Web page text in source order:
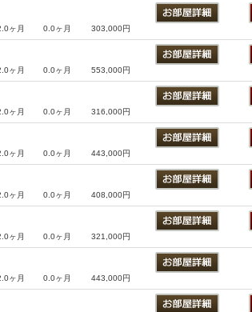
ヶ月 0.0ヶ月 303,000円
ヶ月 0.0ヶ月 553,000円
ヶ月 0.0ヶ月 316,000円
ヶ月 0.0ヶ月 443,000円
ヶ月 0.0ヶ月 408,000円
ヶ月 0.0ヶ月 321,000円
ヶ月 0.0ヶ月 443,000円